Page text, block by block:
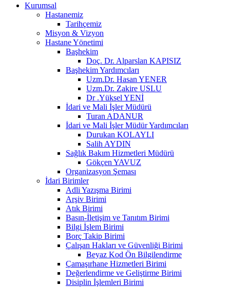
Kurumsal
Hastanemiz
Tarihçemiz
Misyon & Vizyon
Hastane Yönetimi
Başhekim
Doç. Dr. Alparslan KAPISIZ
Başhekim Yardımcıları
Uzm.Dr. Hasan YENER
Uzm.Dr. Zakire USLU
Dr .Yüksel YENİ
İdari ve Mali İşler Müdürü
Turan ADANUR
İdari ve Mali İşler Müdür Yardımcıları
Durukan KOLAYLI
Salih AYDIN
Sağlık Bakım Hizmetleri Müdürü
Gökçen YAVUZ
Organizasyon Şeması
İdari Birimler
Adli Yazışma Birimi
Arşiv Birimi
Atık Birimi
Basın-İletişim ve Tanıtım Birimi
Bilgi İşlem Birimi
Borç Takip Birimi
Çalışan Hakları ve Güvenliği Birimi
Beyaz Kod Ön Bilgilendirme
Çamaşırhane Hizmetleri Birimi
Değerlendirme ve Geliştirme Birimi
Disiplin İşlemleri Birimi